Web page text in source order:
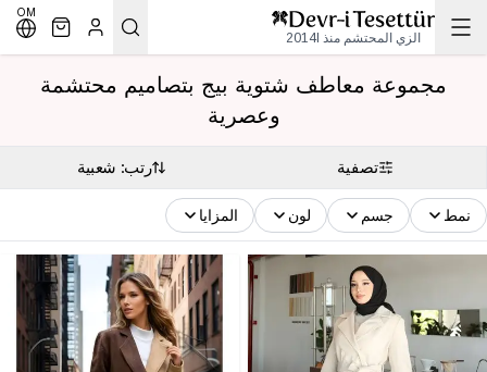
الزي المحتشم منذ 2014l
OM
مجموعة معاطف شتوية بيج بتصاميم محتشمة
وعصرية
تصفية رتب: شعبية
نمط جسم لون المزايا